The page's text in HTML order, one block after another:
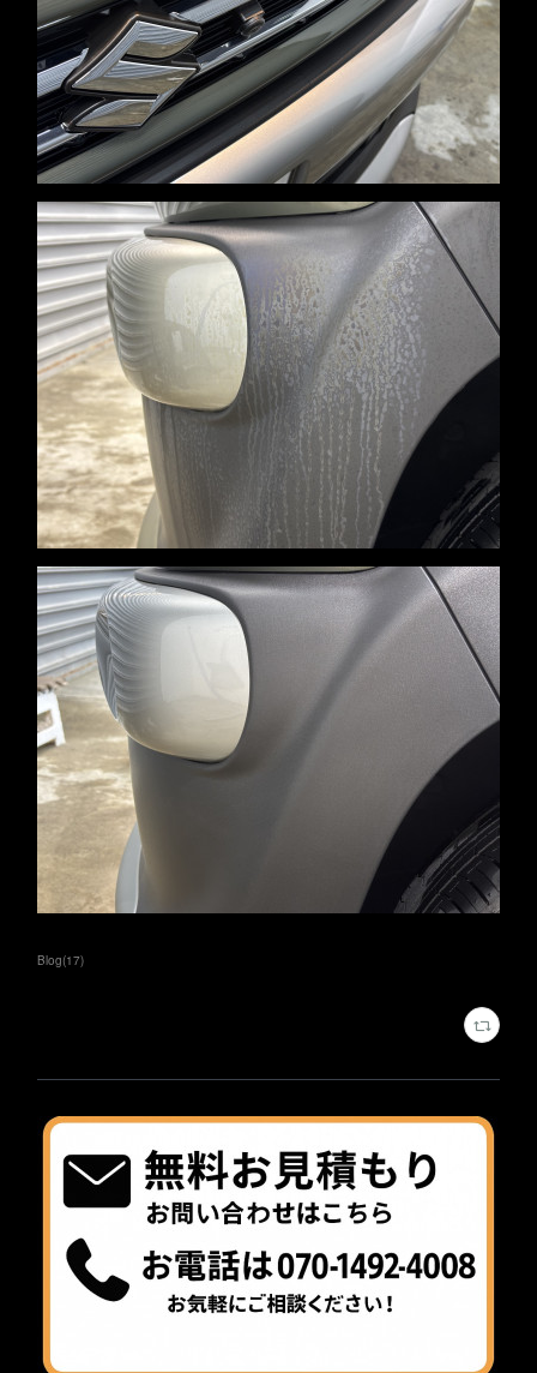
Blog(17)